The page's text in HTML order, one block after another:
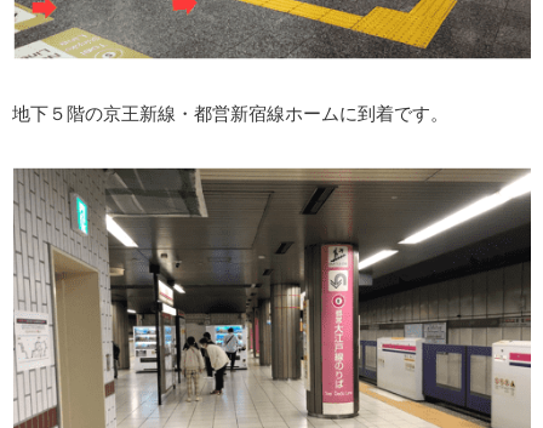
地下５階の京王新線・都営新宿線ホームに到着です。